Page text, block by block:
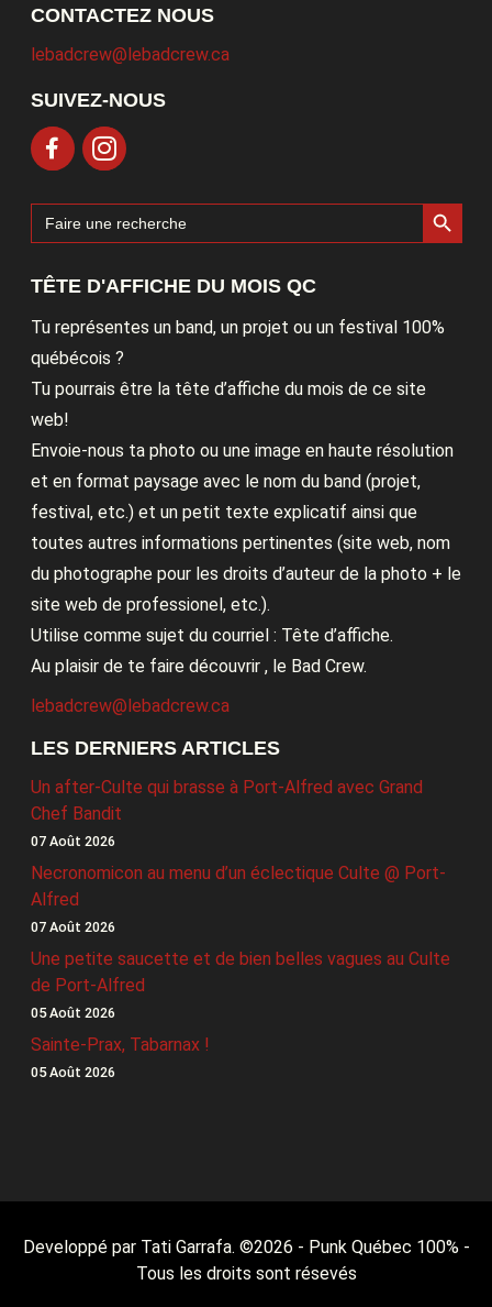
CONTACTEZ NOUS
lebadcrew@lebadcrew.ca
SUIVEZ-NOUS
Search
for:
Search Button
TÊTE D'AFFICHE DU MOIS QC
Tu représentes un band, un projet ou un festival 100%
québécois ?
Tu pourrais être la tête d’affiche du mois de ce site
web!
Envoie-nous ta photo ou une image en haute résolution
et en format paysage avec le nom du band (projet,
festival, etc.) et un petit texte explicatif ainsi que
toutes autres informations pertinentes (site web, nom
du photographe pour les droits d’auteur de la photo + le
site web de professionel, etc.).
Utilise comme sujet du courriel : Tête d’affiche.
Au plaisir de te faire découvrir , le Bad Crew.
lebadcrew@lebadcrew.ca
LES DERNIERS ARTICLES
Un after-Culte qui brasse à Port-Alfred avec Grand
Chef Bandit
07 Août 2026
Necronomicon au menu d’un éclectique Culte @ Port-
Alfred
07 Août 2026
Une petite saucette et de bien belles vagues au Culte
de Port-Alfred
05 Août 2026
Sainte-Prax, Tabarnax !
05 Août 2026
Developpé par Tati Garrafa. ©2026 - Punk Québec 100% -
Tous les droits sont résevés